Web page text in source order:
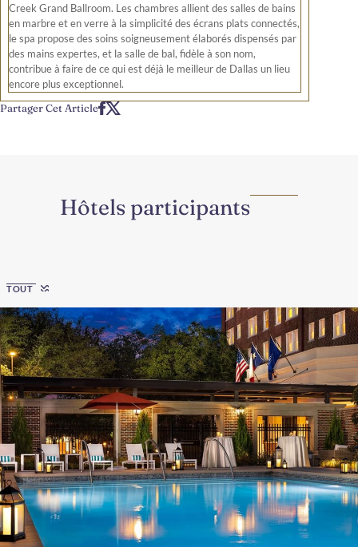
Partager Cet Article
Creek Grand Ballroom. Les chambres allient des salles de bains
en marbre et en verre à la simplicité des écrans plats connectés,
le spa propose des soins soigneusement élaborés dispensés par
des mains expertes, et la salle de bal, fidèle à son nom,
contribue à faire de ce qui est déjà le meilleur de Dallas un lieu
encore plus exceptionnel.
Hôtels participants
TOUT